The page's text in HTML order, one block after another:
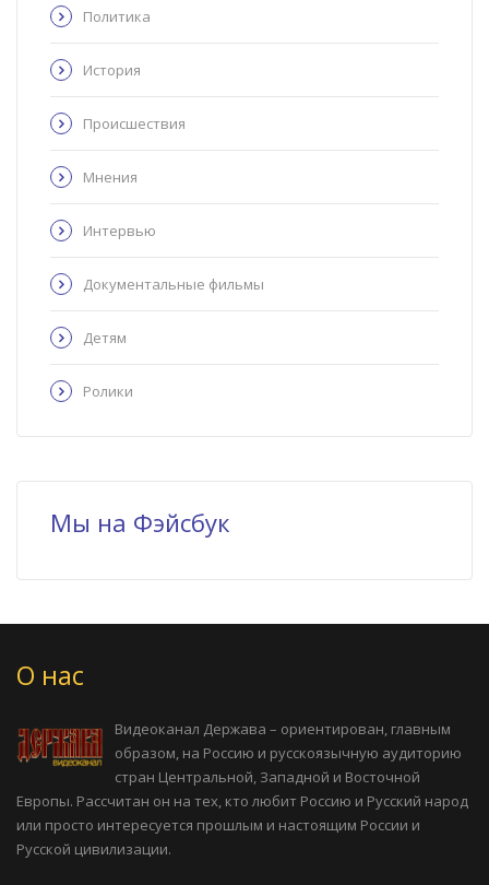
Политика
История
Происшествия
Мнения
Интервью
Документальные фильмы
Детям
Ролики
Мы на Фэйсбук
О нас
Видеоканал Держава – ориентирован, главным
образом, на Россию и русскоязычную аудиторию
стран Центральной, Западной и Восточной
Европы. Рассчитан он на тех, кто любит Россию и Русский народ
или просто интересуется прошлым и настоящим России и
Русской цивилизации.